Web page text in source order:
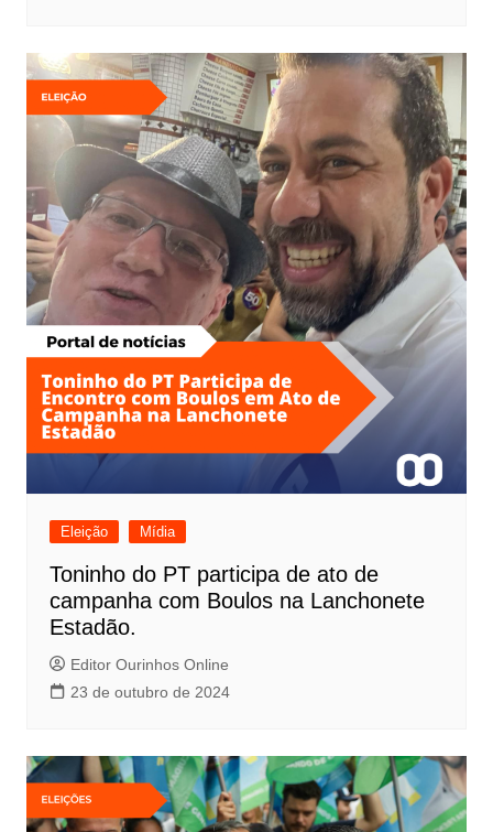
Eleição Mídia
Toninho do PT participa de ato de
campanha com Boulos na Lanchonete
Estadão.
Editor Ourinhos Online
23 de outubro de 2024